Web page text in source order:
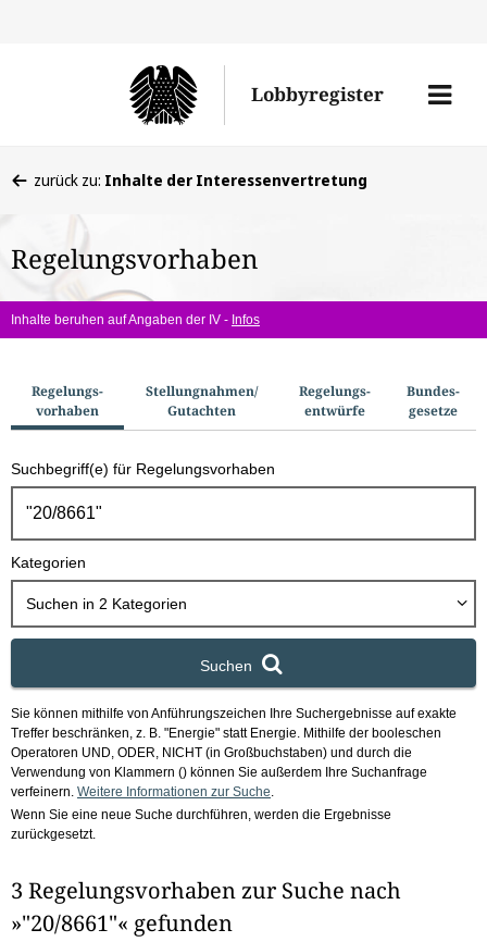
den
Lobbyregister
Menü
befinden
hier:
zurück zu: Inhalte der Interessenvertretung
Regelungsvorhaben
Inhalte beruhen auf Angaben der IV - Infos
u
c
h
o
Regelungs­
vorhaben
Stellungnahmen/​
Gutachten
Regelungs­
entwürfe
Bundes­
gesetze
Suchbegriff(e) für Regelungsvorhaben
Kategorien
Suchen in 2 Kategorien
Suchen
Sie können mithilfe von Anführungszeichen Ihre Suchergebnisse auf exakte
Treffer beschränken, z. B. "Energie" statt Energie. Mithilfe der booleschen
Operatoren UND, ODER, NICHT (in Großbuchstaben) und durch die
Verwendung von Klammern () können Sie außerdem Ihre Suchanfrage
verfeinern. Weitere Informationen zur Suche
Wenn Sie eine neue Suche durchführen, werden die Ergebnisse
zurückgesetzt.
3 Regelungsvorhaben zur Suche nach
»"20/8661"« gefunden